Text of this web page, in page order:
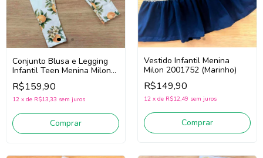
Conjunto Blusa e Legging
Infantil Teen Menina Milon
2001767 (Laranja/Off
White)
R$159,90
12 x de R$13,33 sem juros
Comprar
Vestido Infantil Menina
Milon 2001752 (Marinho)
R$149,90
12 x de R$12,49 sem juros
Comprar